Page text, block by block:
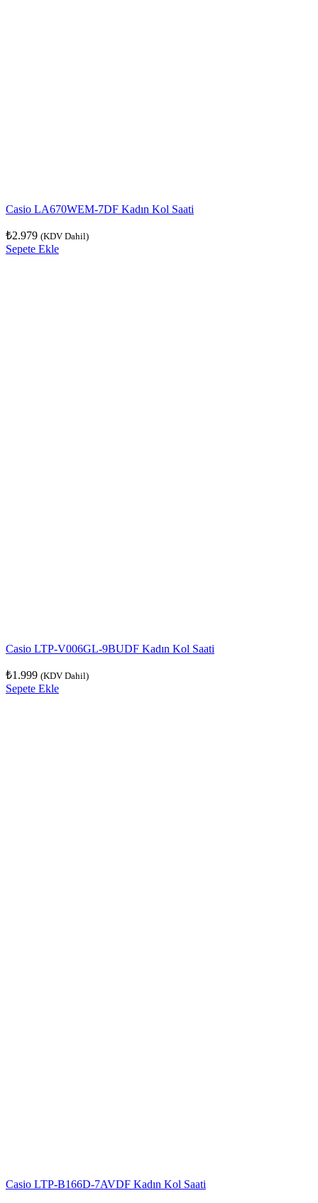
Casio LA670WEM-7DF Kadın Kol Saati
₺2.979 (KDV Dahil)
Sepete Ekle
Casio LTP-V006GL-9BUDF Kadın Kol Saati
₺1.999 (KDV Dahil)
Sepete Ekle
Casio LTP-B166D-7AVDF Kadın Kol Saati